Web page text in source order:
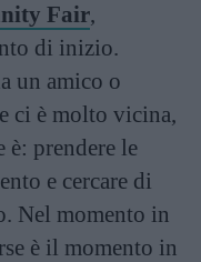
Fair,
di inizio.
un amico o
ci è molto vicina,
è: prendere le
e cercare di
Nel momento in
è il momento in